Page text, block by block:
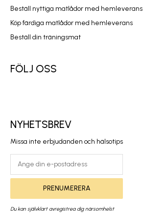
Beställ nyttiga matlådor med hemleverans
Köp färdiga matlådor med hemleverans
Beställ din träningsmat
FÖLJ OSS
NYHETSBREV
Missa inte erbjudanden och hälsotips
PRENUMERERA
Du kan självklart avregistrea dig närsomhelst